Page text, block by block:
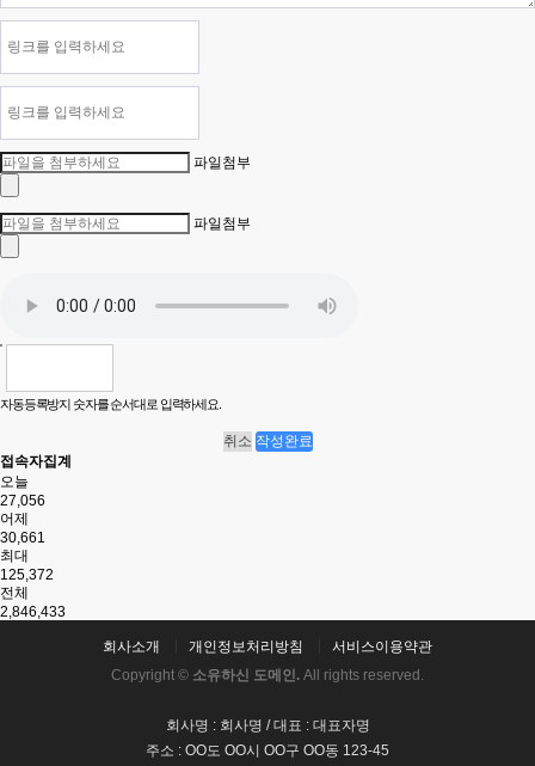
파일첨부
파일첨부
자동등록방지 숫자를 순서대로 입력하세요.
취소 작성완료
접속자집계
오늘
27,056
어제
30,661
최대
125,372
전체
2,846,433
회사소개 개인정보처리방침
서비스이용약관
Copyright © 소유하신 도메인. All rights reserved.
회사명 : 회사명 / 대표 : 대표자명
주소 : OO도 OO시 OO구 OO동 123-45